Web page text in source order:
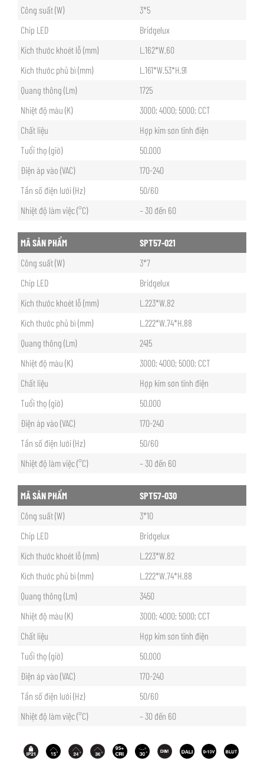
Công suất (W)
3*5
Chip LED
Bridgelux
Kích thước khoét lỗ (mm)
L.162*W.60
Kích thước phủ bì (mm)
L.161*W.53*H.91
Quang thông (Lm)
1725
Nhiệt độ màu (K)
3000; 4000; 5000; CCT
Chất liệu
Hợp kim sơn tĩnh điện
Tuổi thọ (giờ)
50.000
Điện áp vào (VAC)
170-240
Tần số điện lưới (Hz)
50/60
Nhiệt độ làm việc (°C)
– 30 đến 60
MÃ SẢN PHẨM
SPT57-021
Công suất (W)
3*7
Chip LED
Bridgelux
Kích thước khoét lỗ (mm)
L.223*W.82
Kích thước phủ bì (mm)
L.222*W.74*H.88
Quang thông (Lm)
2415
Nhiệt độ màu (K)
3000; 4000; 5000; CCT
Chất liệu
Hợp kim sơn tĩnh điện
Tuổi thọ (giờ)
50.000
Điện áp vào (VAC)
170-240
Tần số điện lưới (Hz)
50/60
Nhiệt độ làm việc (°C)
– 30 đến 60
MÃ SẢN PHẨM
SPT57-030
Công suất (W)
3*10
Chip LED
Bridgelux
Kích thước khoét lỗ (mm)
L.223*W.82
Kích thước phủ bì (mm)
L.222*W.74*H.88
Quang thông (Lm)
3450
Nhiệt độ màu (K)
3000; 4000; 5000; CCT
Chất liệu
Hợp kim sơn tĩnh điện
Tuổi thọ (giờ)
50.000
Điện áp vào (VAC)
170-240
Tần số điện lưới (Hz)
50/60
Nhiệt độ làm việc (°C)
– 30 đến 60